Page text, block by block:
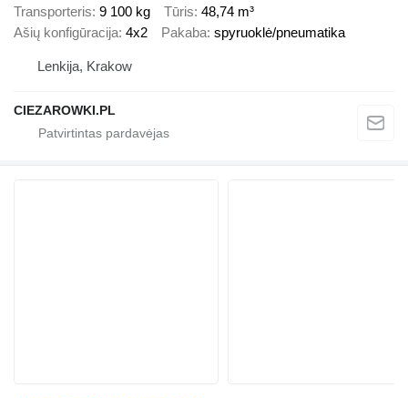
Transporteris 9 100 kg Tūris 48,74 m³
Ašių konfigūracija 4x2 Pakaba spyruoklė/pneumatika
Lenkija, Krakow
CIEZAROWKI.PL